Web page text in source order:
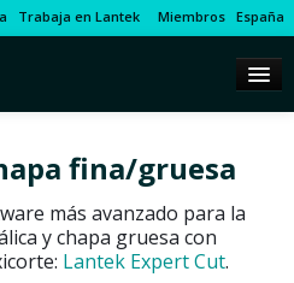
Trabaja en Lantek Miembros España
fina/gruesa
más avanzado para la
y chapa gruesa con
Lantek Expert Cut.